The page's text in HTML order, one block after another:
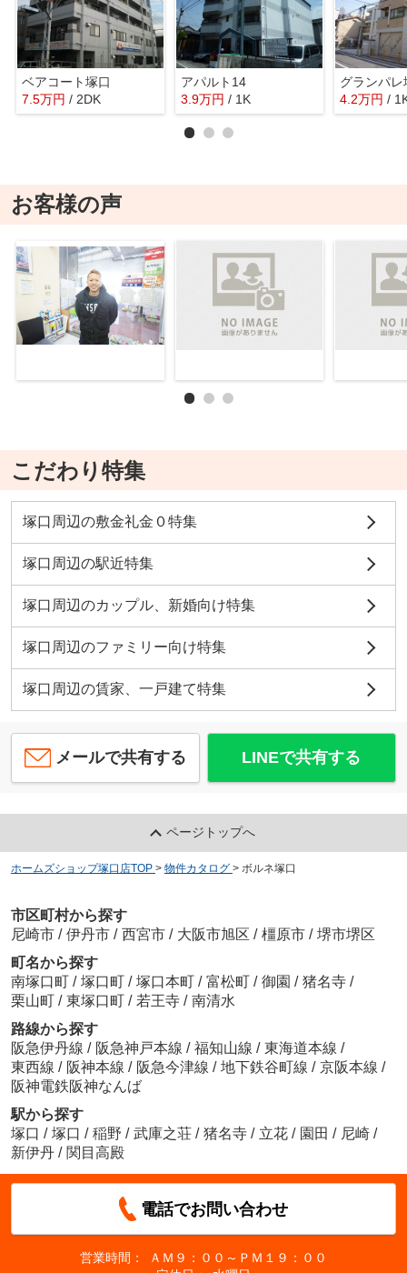
ベアコート塚口
7.5万円 / 2DK
アパルト14
3.9万円 / 1K
グランパレ
4.2万円 /
お客様の声
こだわり特集
塚口周辺の敷金礼金０特集
塚口周辺の駅近特集
塚口周辺のカップル、新婚向け特集
塚口周辺のファミリー向け特集
塚口周辺の賃家、一戸建て特集
メールで共有する LINEで共有する
ページトップへ
ホームズショップ塚口店TOP > 物件カタログ > ボルネ塚口
市区町村から探す
尼崎市 / 伊丹市 / 西宮市 / 大阪市旭区 / 橿原市 / 堺市堺区
町名から探す
南塚口町 / 塚口町 / 塚口本町 / 富松町 / 御園 / 猪名寺 /
栗山町 / 東塚口町 / 若王寺 / 南清水
路線から探す
阪急伊丹線 / 阪急神戸本線 / 福知山線 / 東海道本線 /
東西線 / 阪神本線 / 阪急今津線 / 地下鉄谷町線 / 京阪本線 /
阪神電鉄阪神なんば
駅から探す
塚口 / 塚口 / 稲野 / 武庫之荘 / 猪名寺 / 立花 / 園田 / 尼崎 /
新伊丹 / 関目高殿
電話でお問い合わせ
営業時間：
ＡＭ９：００～ＰＭ１９：００